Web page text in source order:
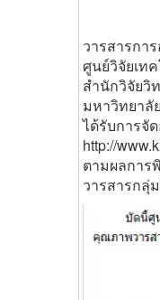
วารสารกา
ศูนย์วิจัยเท
สำนักวิจัยวิ
มหาวิทยาลั
ได้รับการจั
http://
ตามผลการ
วารสารกลุ่